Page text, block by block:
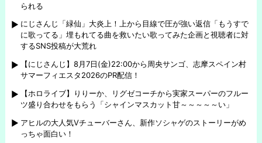
られる
にじさんじ「緑仙」大炎上！上から目線で圧が強い返信「もうすで
に歌ってる」埋もれてる曲を救いたい歌ってみた企画と視聴者に対
するSNS投稿が大荒れ
【にじさんじ】8月7日(金)22:00から周央サンゴ、志摩スペイン村
サマーフィエスタ2026のPR配信！
【ホロライブ】りりーか、リグゼコーチから実家スーパーのフルー
ツ盛り合わせをもらう「シャインマスカット甘～～～～～い」
アヒルの大人気Vチューバーさん、新作ソシャゲのストーリーがめ
っちゃ面白い！